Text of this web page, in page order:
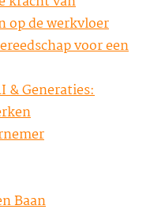
op de werkvloer
voor een
& Generaties:
Baan